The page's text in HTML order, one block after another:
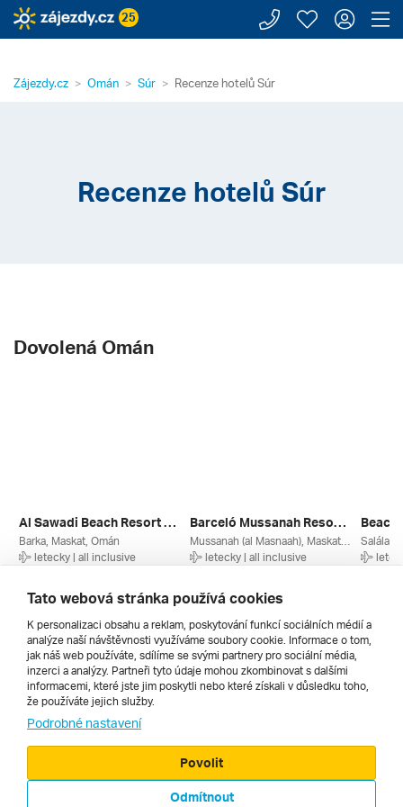
25 Zavolejte
Moje
Zájezdy.cz Omán Súr Recenze hotelů Súr
Recenze hotelů Súr
Dovolená Omán
Al Sawadi Beach Resort ****
Barka, Maskat, Omán
letecky | all inclusive
33 890 Kč
Barceló Mussanah Resort ****
letecky | all inclusive
40 586 Kč
Beach
Salála
Všechny
Cestopisy
Tato webová stránka používá cookies
K personalizaci obsahu a reklam, poskytování funkcí sociálních médií a
analýze naší návštěvnosti využíváme soubory cookie. Informace o tom,
jak náš web používáte, sdílíme se svými partnery pro sociální média,
inzerci a analýzy. Partneři tyto údaje mohou zkombinovat s dalšími
informacemi, které jste jim poskytli nebo které získali v důsledku toho,
že používáte jejich služby.
Podrobné nastavení
Odmítnout
Povolit